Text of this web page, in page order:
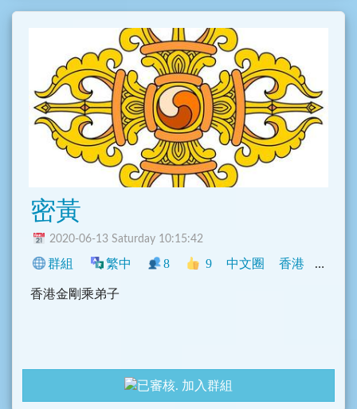
密黃
2020-06-13 Saturday 10:15:42
群組 繁中 8 9 中文圈 香港 宗教
香港金剛乘弟子
加入群組